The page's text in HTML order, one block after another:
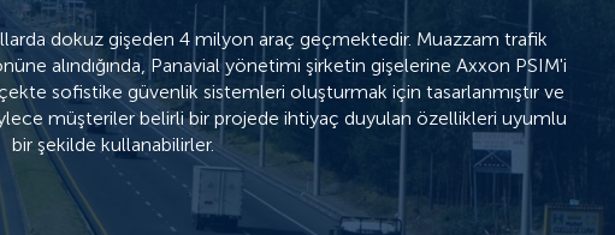
dokuz gişeden 4 milyon araç geçmektedir. Muazzam trafik
alındığında, Panavial yönetimi şirketin gişelerine Axxon PSIM'i
sofistike güvenlik sistemleri oluşturmak için tasarlanmıştır ve
müşteriler belirli bir projede ihtiyaç duyulan özellikleri uyumlu
bir şekilde kullanabilirler.